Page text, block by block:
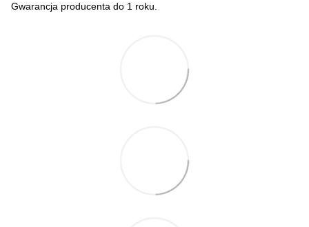
Gwarancja producenta do 1 roku.